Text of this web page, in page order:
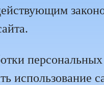
использование